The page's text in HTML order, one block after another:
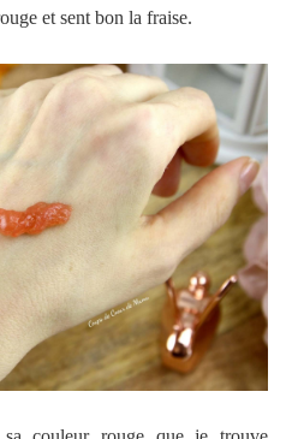
et sent bon la fraise.